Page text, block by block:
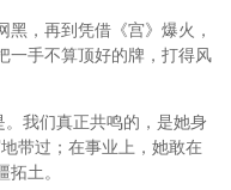
，再到凭借《宫》爆火，
一手不算顶好的牌，打得风
我们真正共鸣的，是她身
带过；在事业上，她敢在
土。